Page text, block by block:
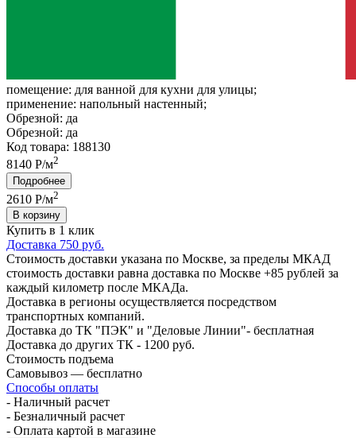
помещение: для ванной для кухни для улицы;
применение: напольный настенный;
Обрезной: да
Обрезной: да
Код товара: 188130
8140 Р/м2
Подробнее
2610 Р/м2
В корзину
Купить в 1 клик
Доставка 750 руб.
Стоимость доставки указана по Москве, за пределы МКАД
стоимость доставки равна доставка по Москве +85 рублей за
каждый километр после МКАДа.
Доставка в регионы осуществляется посредством
транспортных компаний.
Доставка до ТК "ПЭК" и "Деловые Линии"- бесплатная
Доставка до других ТК - 1200 руб.
Стоимость подъема
Самовывоз — бесплатно
Способы оплаты
- Наличный расчет
- Безналичный расчет
- Оплата картой в магазине